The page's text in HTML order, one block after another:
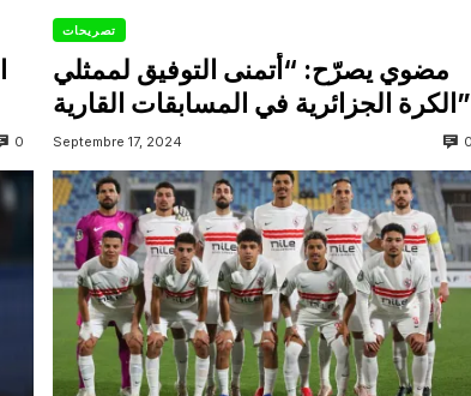
0
تصريحات
مضوي يصرّح: “أتمنى التوفيق لممثلي
الكرة الجزائرية في المسابقات القارية”
Septembre 17, 2024 0